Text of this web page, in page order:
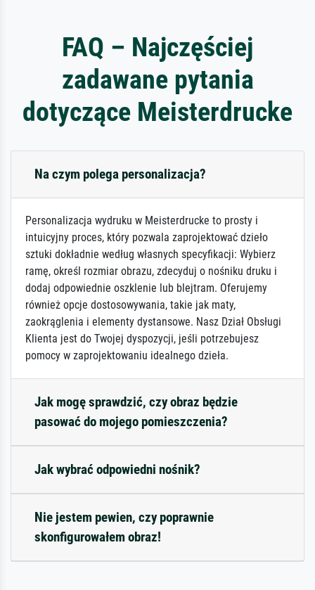
FAQ – Najczęściej
zadawane pytania
dotyczące Meisterdrucke
Na czym polega personalizacja?
Personalizacja wydruku w Meisterdrucke to prosty i
intuicyjny proces, który pozwala zaprojektować dzieło
sztuki dokładnie według własnych specyfikacji: Wybierz
ramę, określ rozmiar obrazu, zdecyduj o nośniku druku i
dodaj odpowiednie oszklenie lub blejtram. Oferujemy
również opcje dostosowywania, takie jak maty,
zaokrąglenia i elementy dystansowe. Nasz Dział Obsługi
Klienta jest do Twojej dyspozycji, jeśli potrzebujesz
pomocy w zaprojektowaniu idealnego dzieła.
Jak mogę sprawdzić, czy obraz będzie
pasować do mojego pomieszczenia?
Jak wybrać odpowiedni nośnik?
Nie jestem pewien, czy poprawnie
skonfigurowałem obraz!